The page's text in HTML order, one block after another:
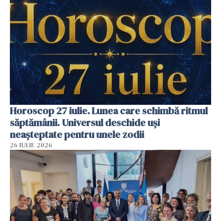
Horoscop 27 iulie. Lunea care schimbă ritmul
săptămânii. Universul deschide uși
neașteptate pentru unele zodii
26 IULIE 2026